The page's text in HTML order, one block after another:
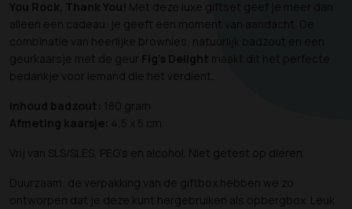
You Rock, Thank You! Met deze luxe giftset geef je meer dan
alleen een cadeau: je geeft een moment van aandacht. De
combinatie van heerlijke brownies, natuurlijk badzout en een
geurkaarsje met de geur Fig's Delight maakt dit het perfecte
bedankje voor iemand die het verdient.
Inhoud badzout: 180 gram
Afmeting kaarsje: 4,5 x 5 cm
Vrij van SLS/SLES, PEG's en alcohol. Niet getest op dieren.
Duurzaam: de verpakking van de giftbox hebben we zo
ontworpen dat je deze kunt hergebruiken als opbergbox. Leuk